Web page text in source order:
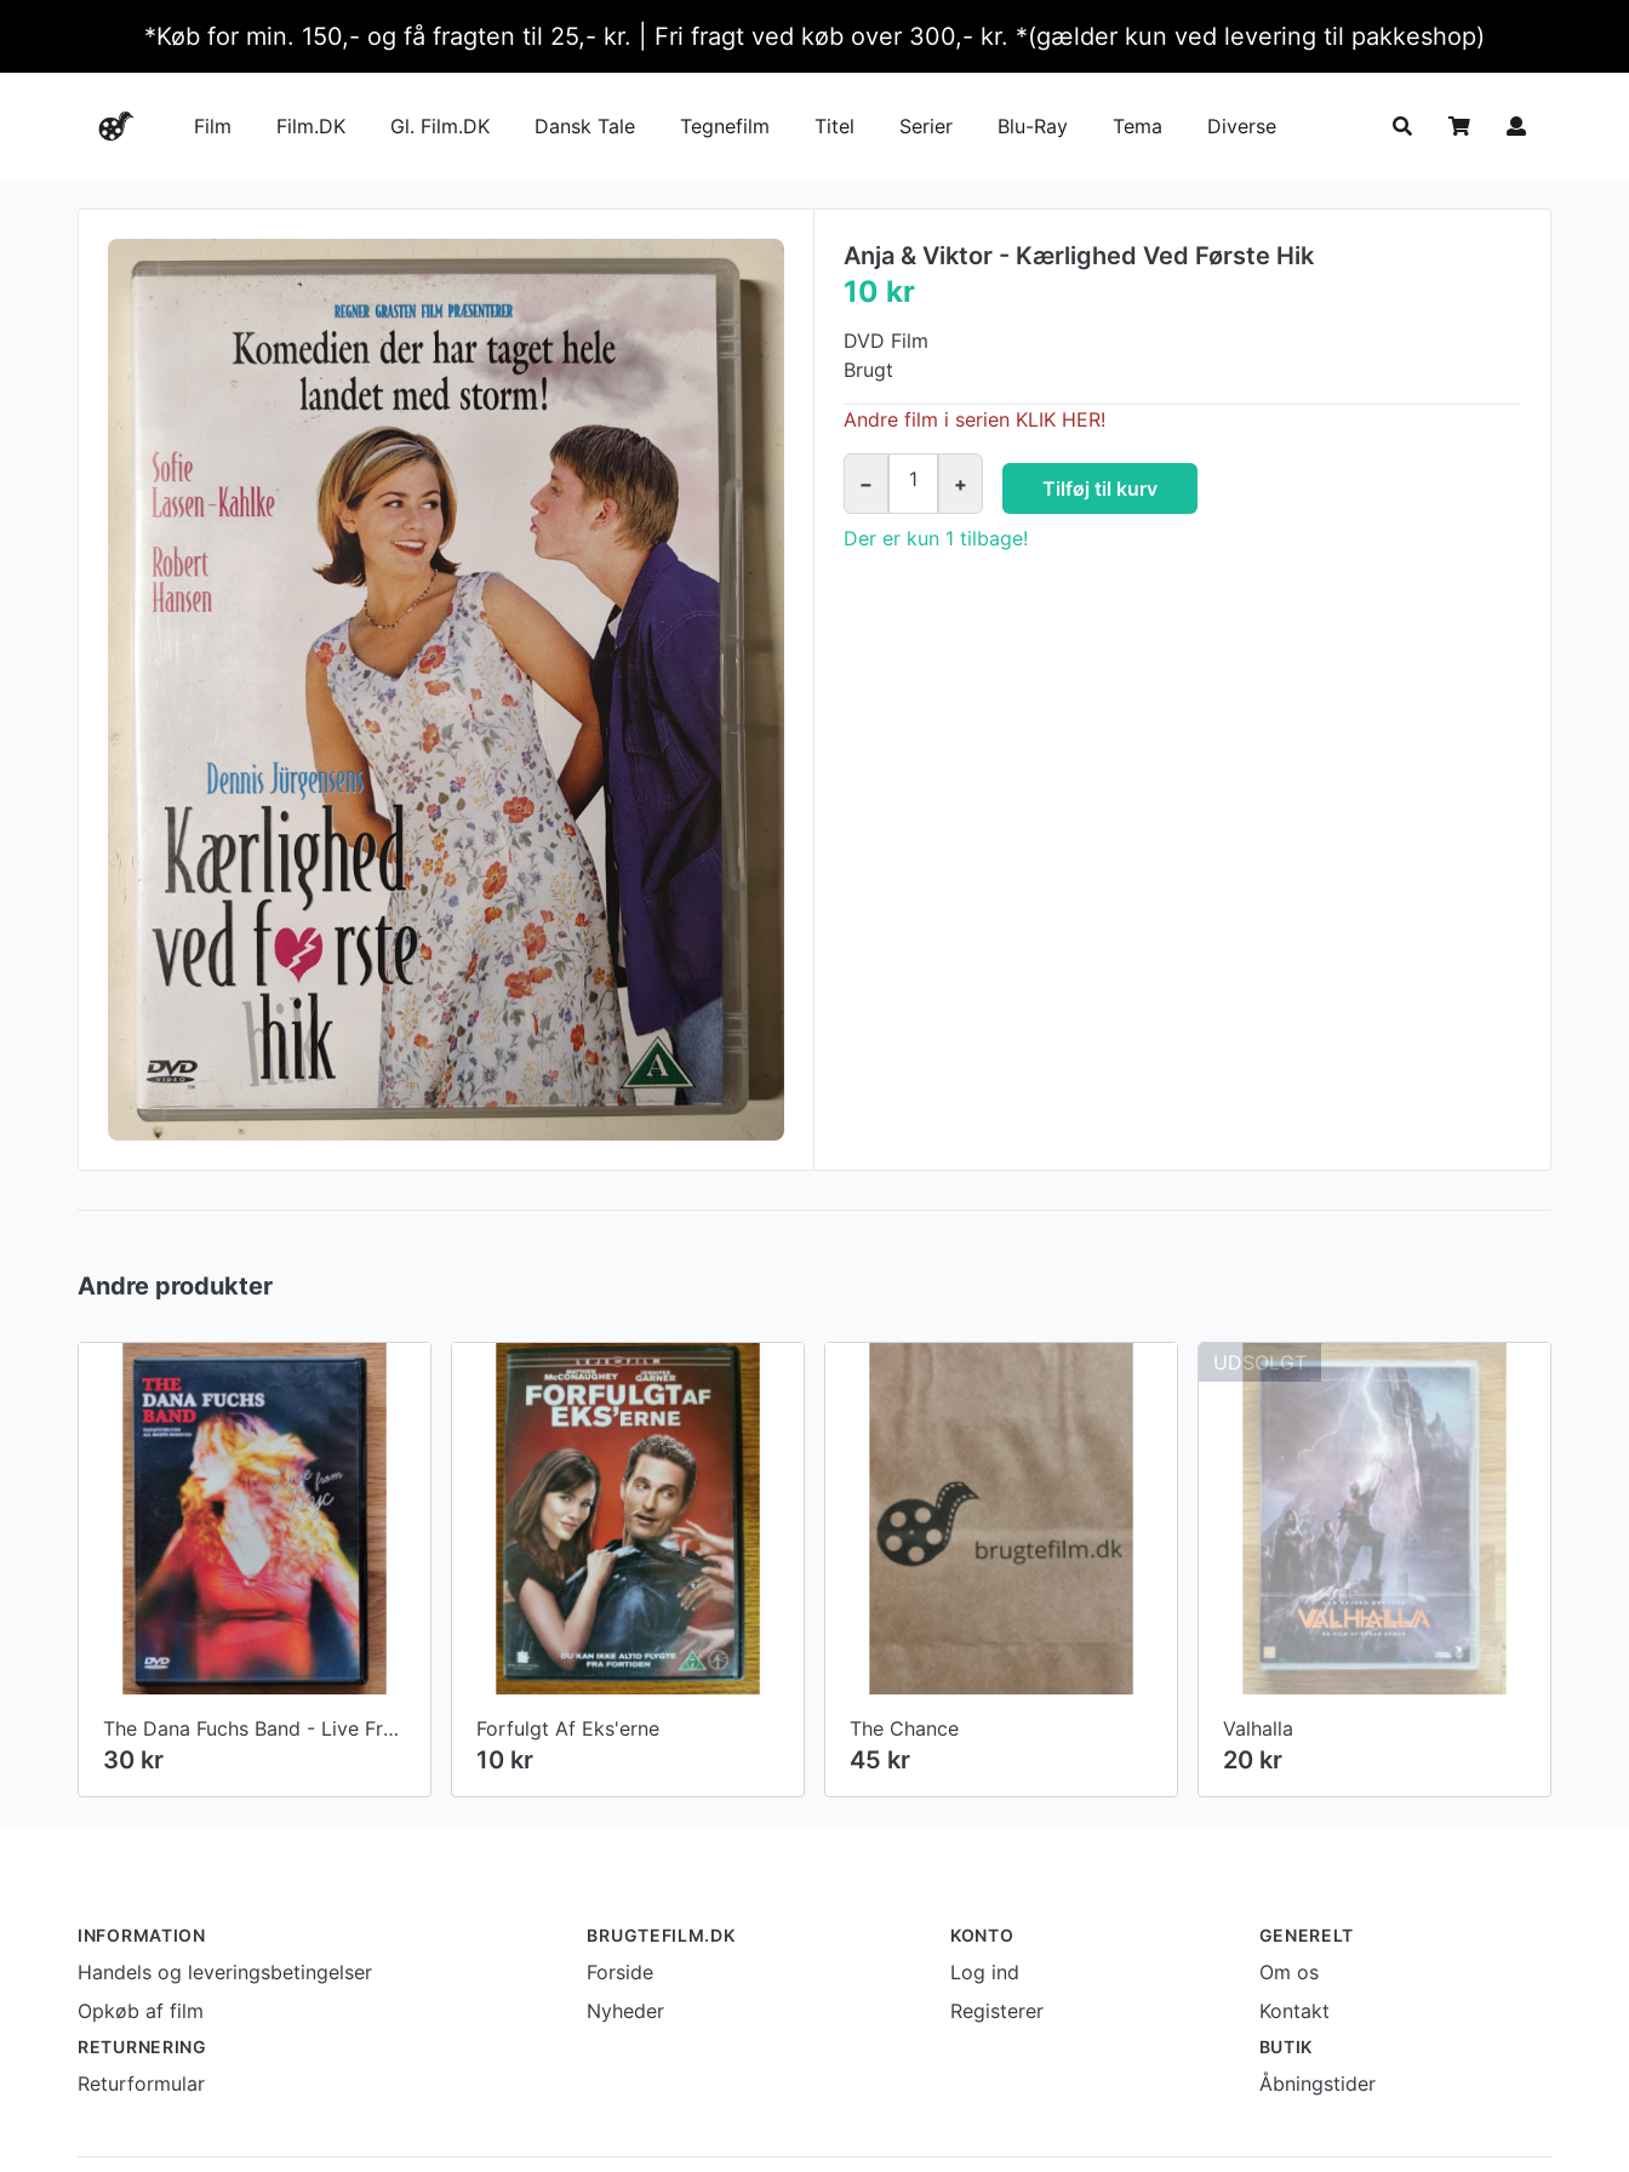
*Køb for min. 150,- og få fragten til 25,- kr. | Fri fragt ved køb over 300,- kr. *(gælder kun ved levering til pakkeshop)
Film Film.DK Gl. Film.DK Dansk Tale Tegnefilm Titel Serier Blu-Ray Tema Diverse
Anja & Viktor - Kærlighed Ved Første Hik
10 kr
DVD Film
Brugt
Andre film i serien KLIK HER!
− 1 + Tilføj til kurv
Der er kun 1 tilbage!
Andre produkter
The Dana Fuchs Band - Live From NYC
30 kr
Forfulgt Af Eks'erne
10 kr
The Chance
45 kr
UDSOLGT
Valhalla
20 kr
INFORMATION
Handels og leveringsbetingelser
Opkøb af film
RETURNERING
Returformular
BRUGTEFILM.DK
Forside
Nyheder
KONTO
Log ind
Registerer
GENERELT
Om os
Kontakt
BUTIK
Åbningstider